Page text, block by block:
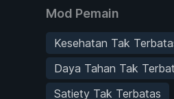
Mod Pemain
Kesehatan Tak
Daya Tahan Tak
Satiety Tak Terbatas